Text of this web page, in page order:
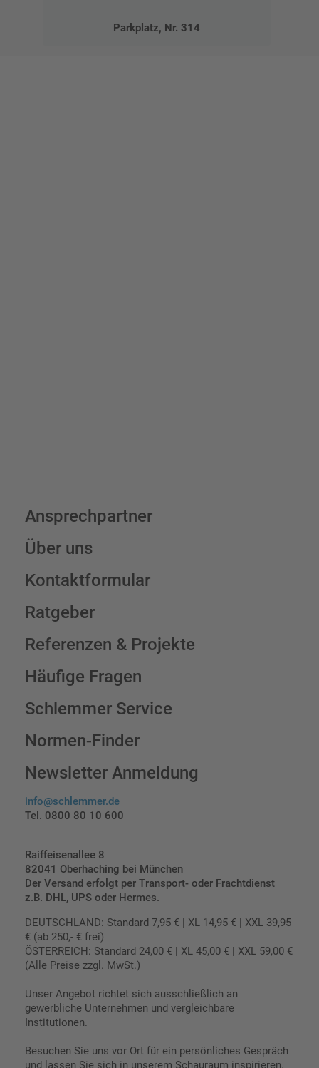
Parkplatz, Nr. 314
Ansprechpartner
Über uns
Kontaktformular
Ratgeber
Referenzen & Projekte
Häufige Fragen
Schlemmer Service
Normen-Finder
Newsletter Anmeldung
info@schlemmer.de
Tel. 0800 80 10 600
Raiffeisenallee 8
82041 Oberhaching bei München
Der Versand erfolgt per Transport- oder Frachtdienst
z.B. DHL, UPS oder Hermes.
DEUTSCHLAND: Standard 7,95 € | XL 14,95 € | XXL 39,95
€ (ab 250,- € frei)
ÖSTERREICH: Standard 24,00 € | XL 45,00 € | XXL 59,00 €
(Alle Preise zzgl. MwSt.)
Unser Angebot richtet sich ausschließlich an
gewerbliche Unternehmen und vergleichbare
Institutionen.
Besuchen Sie uns vor Ort für ein persönliches Gespräch
und lassen Sie sich in unserem Schauraum inspirieren.